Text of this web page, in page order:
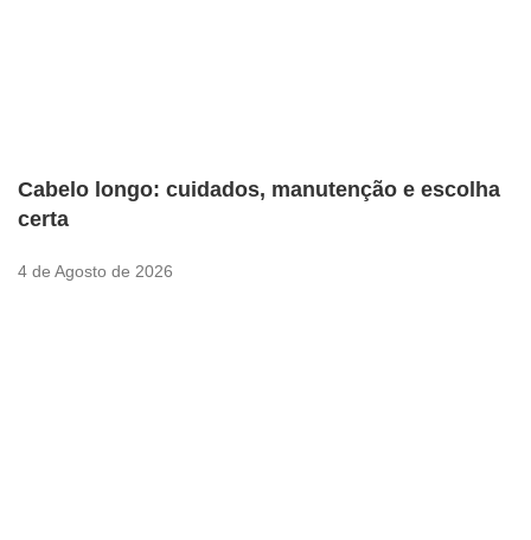
Cabelo longo: cuidados, manutenção e escolha
certa
4 de Agosto de 2026